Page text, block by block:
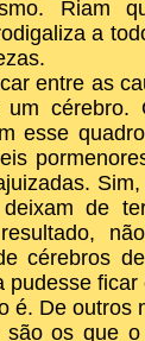
Riam
a
entre as
um
esse
de
cérebros
pudesse
é. De
os que